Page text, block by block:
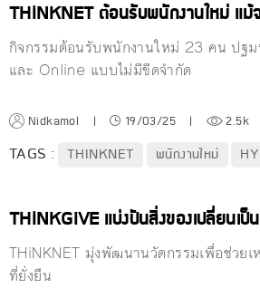
THiNKNET ต้อนรับพนักงานใหม่ แม้
กิจกรรมต้อนรับพนักงานใหม่ 23 คน ปฐ
และ Online แบบไม่มีขีดจำกัด
Nidkamol | 19/03/25 | 2.5k
TAGS : THINKNET พนักงานใหม่
THiNKGIVE แบ่งปันสิ่งของเปลี่ยนเ
THiNKNET มุ่งพัฒนานวัตกรรมเพื่อช่วย
ที่ยั่งยืน